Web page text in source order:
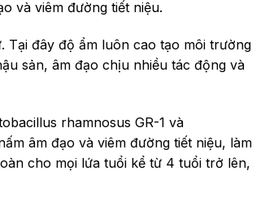
và viêm đường tiết niệu.
Tại đây độ ẩm luôn cao tạo môi trường
sản, âm đạo chịu nhiều tác động và
rhamnosus GR-1 và
âm đạo và viêm đường tiết niệu, làm
cho mọi lứa tuổi kể từ 4 tuổi trở lên,